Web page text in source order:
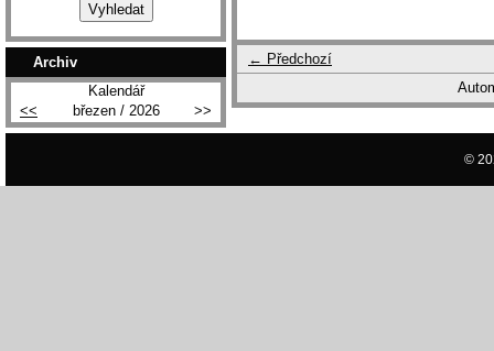
← Předchozí
Archiv
Kalendář
<<
březen / 2026 >>
©